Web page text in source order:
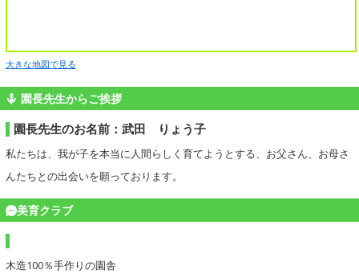
大きな地図で見る
園長先生からご挨拶
園長先生のお名前：武田 りょう子
私たちは、我が子を本当に人間らしく育てようとする、お父さん、お母さ
んたちとの出会いを願っております。
美育クラブ
木造100％手作りの園舎